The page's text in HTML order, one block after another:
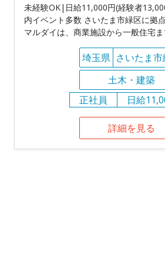
未経験OK|日給11,000円(経験者
内イベント多数 さいたま市緑区に拠
マルダイは、商業施設から一般住宅
埼玉県 さいたま
土木・建築
正社員
日給
詳細を見る